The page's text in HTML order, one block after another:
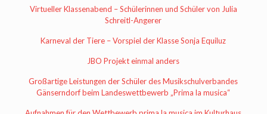
Virtueller Klassenabend – Schülerinnen und Schüler von Julia
Schreitl-Angerer
Karneval der Tiere – Vorspiel der Klasse Sonja Equiluz
JBO Projekt einmal anders
Großartige Leistungen der Schüler des Musikschulverbandes
Gänserndorf beim Landeswettbewerb „Prima la musica“